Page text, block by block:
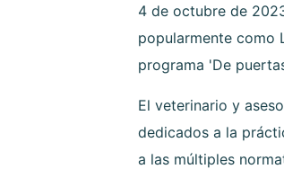
4 de octubre de
popularmente como
programa 'De
El veterinario y
dedicados a la
a las múltiples